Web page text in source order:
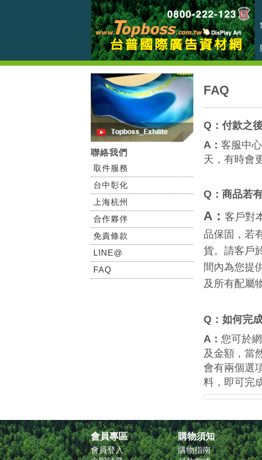
聯絡我們
取件服務
台中彰化
上海杭州
合作夥伴
免責條款
LINE@
FAQ
FAQ
Q：付款之
A： 客服中
天，有時會
Q：商品若
A ： 客戶對
品保固，若
貨。請客戶
間內為您提
及所有配屬
Q：如何完
A： 您可於
及金額，當
會有兩個選
料，即可完
會員專區
會員登入
購物須知
購物指南